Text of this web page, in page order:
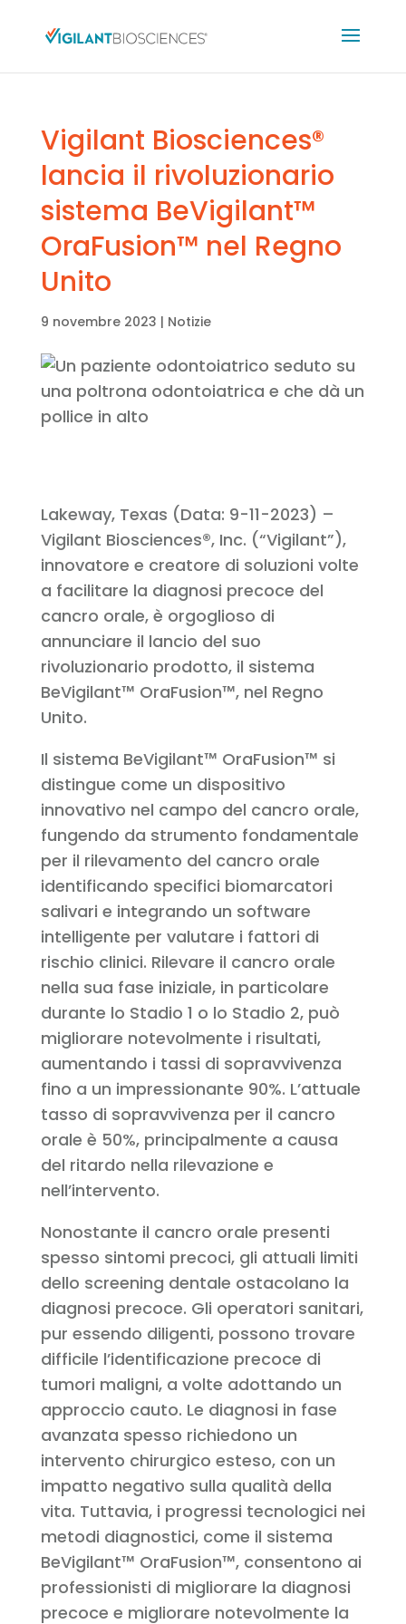
Vigilant Biosciences®
lancia il rivoluzionario
sistema BeVigilant™
OraFusion™ nel Regno
Unito
9 novembre 2023 | Notizie
Lakeway, Texas (Data: 9-11-2023) –
Vigilant Biosciences®, Inc. (“Vigilant”),
innovatore e creatore di soluzioni volte
a facilitare la diagnosi precoce del
cancro orale, è orgoglioso di
annunciare il lancio del suo
rivoluzionario prodotto, il sistema
BeVigilant™ OraFusion™, nel Regno
Unito.
Il sistema BeVigilant™ OraFusion™ si
distingue come un dispositivo
innovativo nel campo del cancro orale,
fungendo da strumento fondamentale
per il rilevamento del cancro orale
identificando specifici biomarcatori
salivari e integrando un software
intelligente per valutare i fattori di
rischio clinici. Rilevare il cancro orale
nella sua fase iniziale, in particolare
durante lo Stadio 1 o lo Stadio 2, può
migliorare notevolmente i risultati,
aumentando i tassi di sopravvivenza
fino a un impressionante 90%. L’attuale
tasso di sopravvivenza per il cancro
orale è 50%, principalmente a causa
del ritardo nella rilevazione e
nell’intervento.
Nonostante il cancro orale presenti
spesso sintomi precoci, gli attuali limiti
dello screening dentale ostacolano la
diagnosi precoce. Gli operatori sanitari,
pur essendo diligenti, possono trovare
difficile l’identificazione precoce di
tumori maligni, a volte adottando un
approccio cauto. Le diagnosi in fase
avanzata spesso richiedono un
intervento chirurgico esteso, con un
impatto negativo sulla qualità della
vita. Tuttavia, i progressi tecnologici nei
metodi diagnostici, come il sistema
BeVigilant™ OraFusion™, consentono ai
professionisti di migliorare la diagnosi
precoce e migliorare notevolmente la